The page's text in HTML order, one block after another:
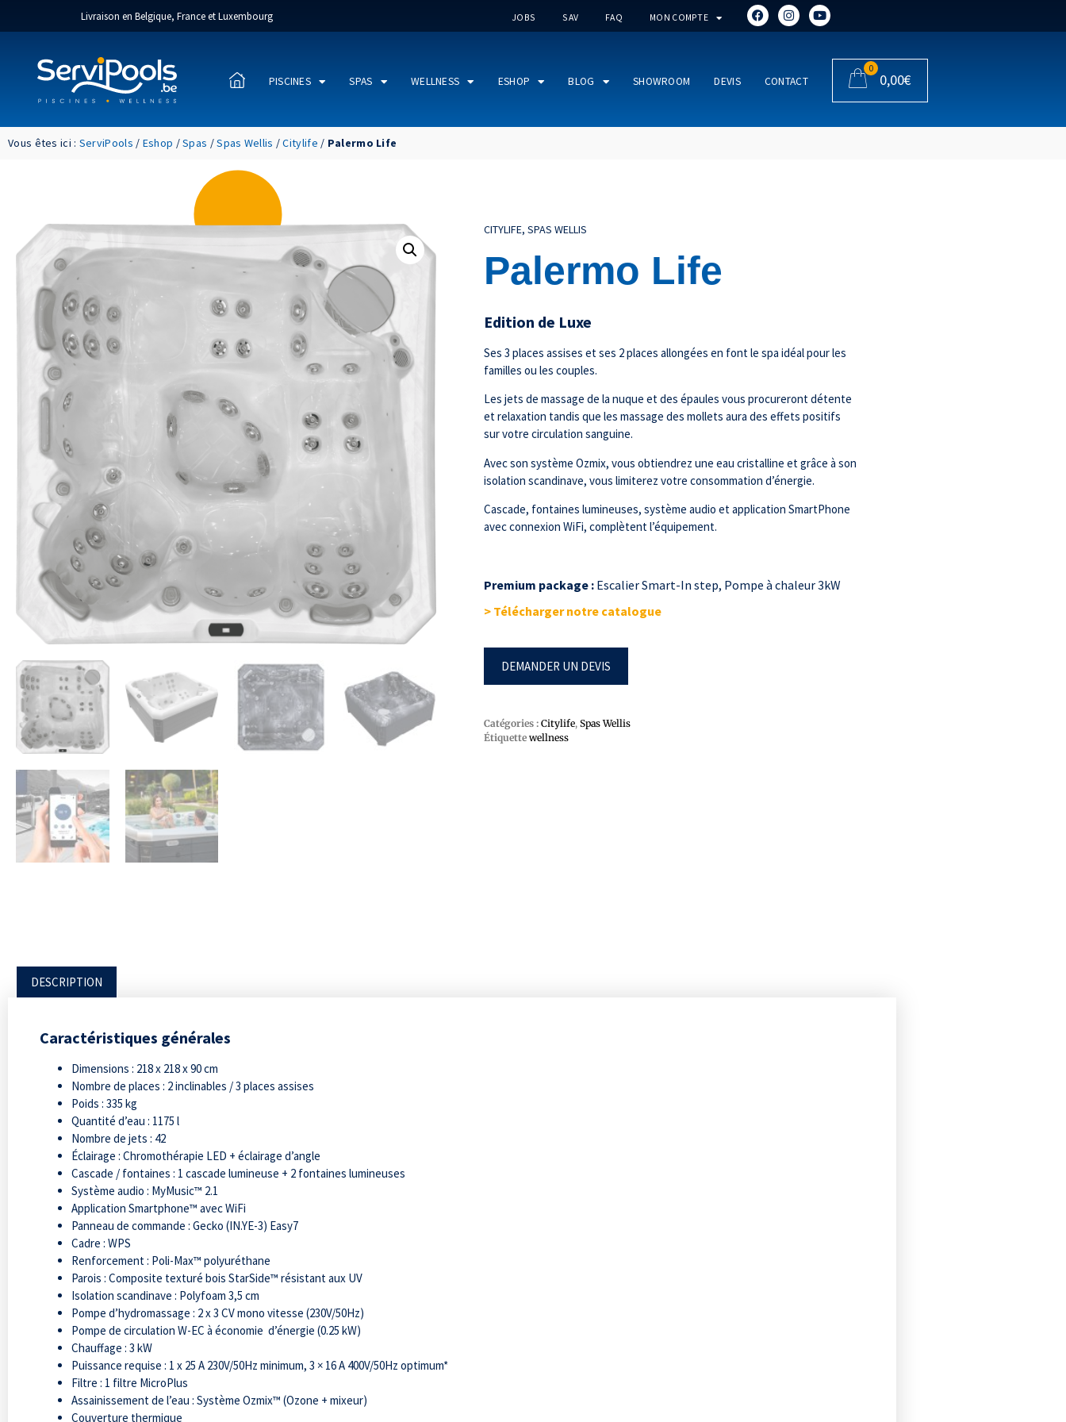
Livraison en Belgique, France et Luxembourg JOBS SAV FAQ MON COMPTE
PISCINES SPAS WELLNESS ESHOP BLOG SHOWROOM DEVIS CONTACT
0
0,00€
Vous êtes ici : ServiPools / Eshop /Spas /Spas Wellis /Citylife / Palermo Life
CITYLIFE, SPAS WELLIS
Palermo Life
Edition de Luxe
Ses 3 places assises et ses 2 places allongées en font le spa idéal pour les
familles ou les couples.
Les jets de massage de la nuque et des épaules vous procureront détente
et relaxation tandis que les massage des mollets aura des effets positifs
sur votre circulation sanguine.
Avec son système Ozmix, vous obtiendrez une eau cristalline et grâce à son
isolation scandinave, vous limiterez votre consommation d’énergie.
Cascade, fontaines lumineuses, système audio et application SmartPhone
avec connexion WiFi, complètent l’équipement.
Premium package : Escalier Smart-In step, Pompe à chaleur 3kW
> Télécharger notre catalogue
DEMANDER UN DEVIS
Catégories : Citylife, Spas Wellis
Étiquette wellness
DESCRIPTION
Caractéristiques générales
Dimensions : 218 x 218 x 90 cm
Nombre de places : 2 inclinables / 3 places assises
Poids : 335 kg
Quantité d’eau : 1175 l
Nombre de jets : 42
Éclairage : Chromothérapie LED + éclairage d’angle
Cascade / fontaines : 1 cascade lumineuse + 2 fontaines lumineuses
Système audio : MyMusic™ 2.1
Application Smartphone™ avec WiFi
Panneau de commande : Gecko (IN.YE-3) Easy7
Cadre : WPS
Renforcement : Poli-Max™ polyuréthane
Parois : Composite texturé bois StarSide™ résistant aux UV
Isolation scandinave : Polyfoam 3,5 cm
Pompe d’hydromassage : 2 x 3 CV mono vitesse (230V/50Hz)
Pompe de circulation W-EC à économie d’énergie (0.25 kW)
Chauffage : 3 kW
Puissance requise : 1 x 25 A 230V/50Hz minimum, 3 × 16 A 400V/50Hz optimum*
Filtre : 1 filtre MicroPlus
Assainissement de l’eau : Système Ozmix™ (Ozone + mixeur)
Couverture thermique